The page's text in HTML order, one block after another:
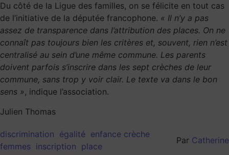
Du côté de la Ligue des familles, on se félicite en tout cas
de l’initiative de la députée francophone. « Il n’y a pas
assez de transparence dans l’attribution des places. On ne
connaît pas toujours bien les critères et, souvent, rien n’est
centralisé au sein d’une même commune. Les parents
doivent parfois s’inscrire dans les sept crèches de leur
commune, sans trop y voir clair. Le texte va dans le bon
sens » , indique l’association.
Julien Thomas
discrimination égalité enfance crèche
femmes inscription place
Par Catherine